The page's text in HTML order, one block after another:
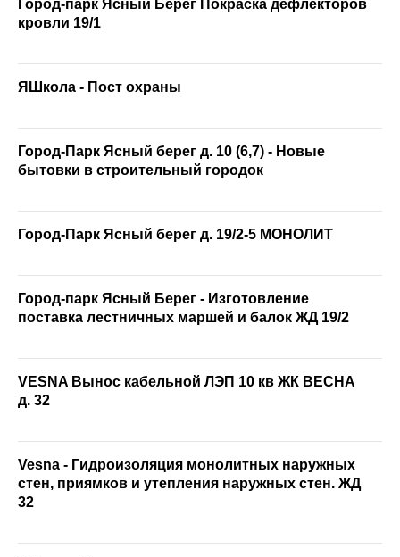
Город-парк Ясный Берег Покраска дефлекторов
кровли 19/1
ЯШкола - Пост охраны
Город-Парк Ясный берег д. 10 (6,7) - Новые
бытовки в строительный городок
Город-Парк Ясный берег д. 19/2-5 МОНОЛИТ
Город-парк Ясный Берег - Изготовление
поставка лестничных маршей и балок ЖД 19/2
VESNA Вынос кабельной ЛЭП 10 кв ЖК ВЕСНА
д. 32
Vesna - Гидроизоляция монолитных наружных
стен, приямков и утепления наружных стен. ЖД
32